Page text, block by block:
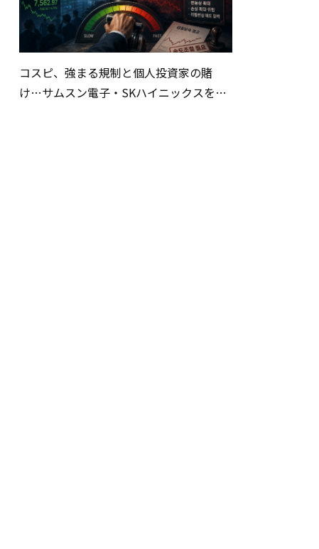
コスピ、強まる規制と個人投資家の賭
け…サムスン電子・SKハイニックスを巡